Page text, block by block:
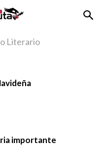
Literario
importante